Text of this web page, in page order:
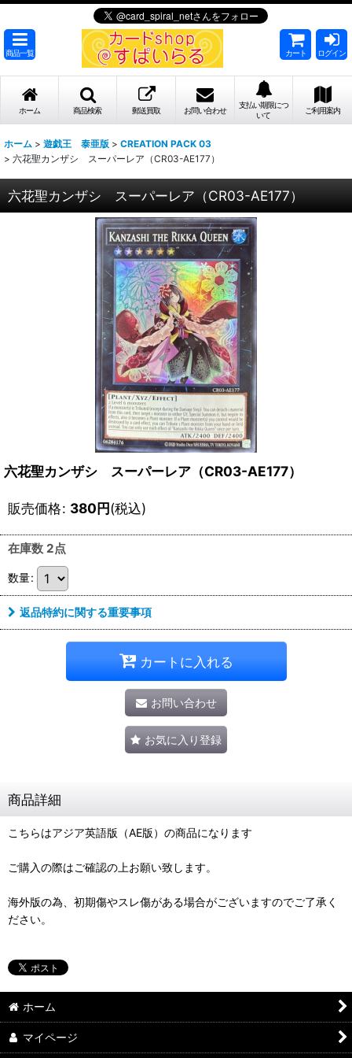
商品一覧 カート ログイン
ホーム 商品検索 郵送買取 お問い合わせ
支払い期限につ
いて
ご利用案内
ホーム > 遊戯王 泰亜版 > CREATION PACK 03
> 六花聖カンザシ スーパーレア（CR03-AE177）
六花聖カンザシ スーパーレア（CR03-AE177）
六花聖カンザシ スーパーレア（CR03-AE177）
販売価格: 380円(税込)
在庫数 2点
数量:
返品特約に関する重要事項
カートに入れる
お問い合わせ
お気に入り登録
商品詳細
こちらはアジア英語版（AE版）の商品になります
ご購入の際はご確認の上お願い致します。
海外版の為、初期傷やスレ傷がある場合がございますのでご了承く
ださい。
ホーム
マイページ